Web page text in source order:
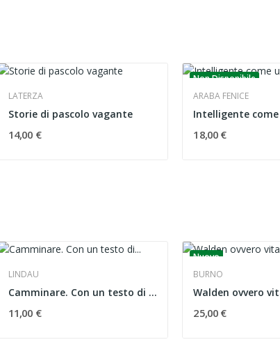
LATERZA
Storie di pascolo vagante
14,00 €
Non Disponibile
ARABA FENICE
18,00 €
LINDAU
Camminare. Con un testo di Virginia Woolf
11,00 €
Nuovo
BURNO
25,00 €